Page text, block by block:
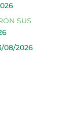
SUS
08/2026